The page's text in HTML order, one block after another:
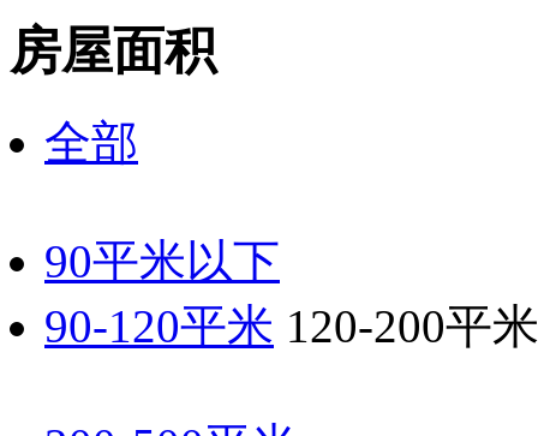
房屋面积
全部
90平米以下
90-120平米 120-200平米